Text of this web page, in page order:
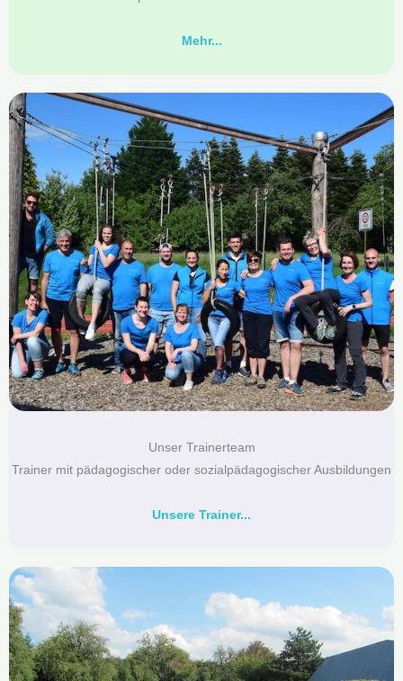
Mehr...
Unser Trainerteam
Trainer mit pädagogischer oder sozialpädagogischer Ausbildungen
Unsere Trainer...